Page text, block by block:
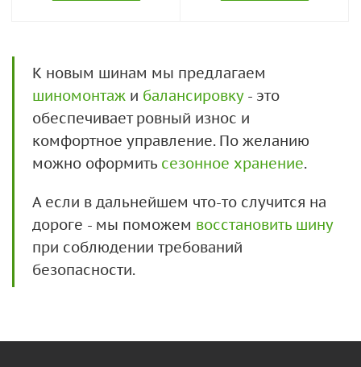
К новым шинам мы предлагаем
шиномонтаж и балансировку- это
обеспечивает ровный износ и
комфортное управление. По желанию
можно оформить сезонное хранение.
А если в дальнейшем что-то случится на
дороге - мы поможем восстановить шину
при соблюдении требований
безопасности.